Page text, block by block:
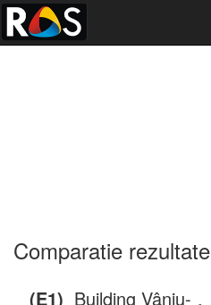
Comparatie rezultate
(E1) Building Vânju-